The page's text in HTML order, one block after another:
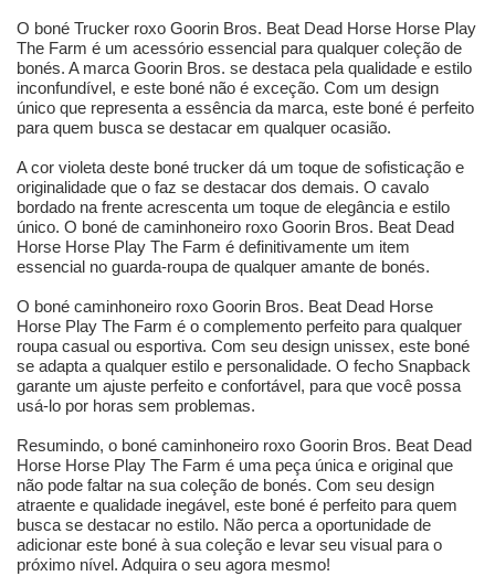
O boné Trucker roxo Goorin Bros. Beat Dead Horse Horse Play
The Farm é um acessório essencial para qualquer coleção de
bonés. A marca Goorin Bros. se destaca pela qualidade e estilo
inconfundível, e este boné não é exceção. Com um design
único que representa a essência da marca, este boné é perfeito
para quem busca se destacar em qualquer ocasião.
A cor violeta deste boné trucker dá um toque de sofisticação e
originalidade que o faz se destacar dos demais. O cavalo
bordado na frente acrescenta um toque de elegância e estilo
único. O boné de caminhoneiro roxo Goorin Bros. Beat Dead
Horse Horse Play The Farm é definitivamente um item
essencial no guarda-roupa de qualquer amante de bonés.
O boné caminhoneiro roxo Goorin Bros. Beat Dead Horse
Horse Play The Farm é o complemento perfeito para qualquer
roupa casual ou esportiva. Com seu design unissex, este boné
se adapta a qualquer estilo e personalidade. O fecho Snapback
garante um ajuste perfeito e confortável, para que você possa
usá-lo por horas sem problemas.
Resumindo, o boné caminhoneiro roxo Goorin Bros. Beat Dead
Horse Horse Play The Farm é uma peça única e original que
não pode faltar na sua coleção de bonés. Com seu design
atraente e qualidade inegável, este boné é perfeito para quem
busca se destacar no estilo. Não perca a oportunidade de
adicionar este boné à sua coleção e levar seu visual para o
próximo nível. Adquira o seu agora mesmo!